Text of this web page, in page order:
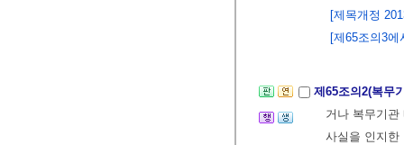
[제목개정
[제65조의3
제65조의2(복무
거나 복무기관
사실을 인지한